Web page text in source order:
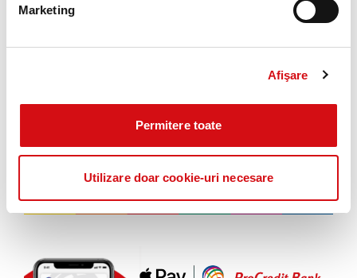
Marketing
Afişare
Permitere toate
Utilizare doar cookie-uri necesare